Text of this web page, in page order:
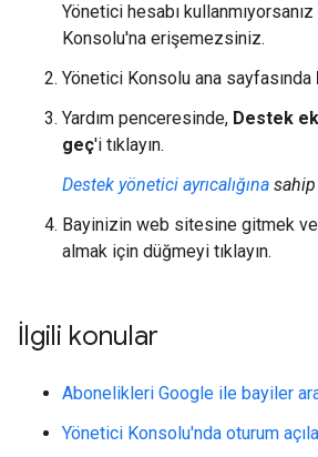
Yönetici hesabı
Konsolu'na erişemezsiniz.
Yönetici Konsolu ana sayfasında
Yardım penceresinde, Destek
geç'i tıklayın.
Destek yönetici ayrıcalığına sahip
Bayinizin web sitesine gitmek
almak için düğmeyi tıklayın.
İlgili konular
Abonelikleri Google ile bayiler
Yönetici Konsolu'nda oturum